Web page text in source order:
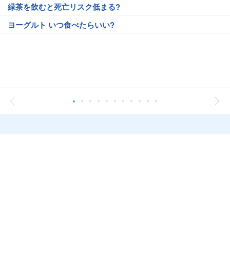
緑茶を飲むと死亡リスク低まる?
ヨーグルト いつ食べたらいい?